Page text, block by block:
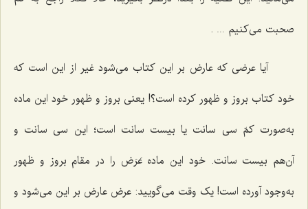
صحبت می‌کنیم … .
آیا عرضی که عارض بر این کتاب می‌شود غیر از این است که
خود کتاب بروز و ظهور کرده است؟! یعنی بروز و ظهور خود این ماده
به‌صورت کمّ سی ‌سانت یا بیست سانت است؛ این سی سانت و
آن‌هم بیست سانت. خود این ماده عَرَض را در مقام بروز و ظهور
به‌وجود آورده است! یک وقت می‌گویید: عرض عارض بر این می‌شود و